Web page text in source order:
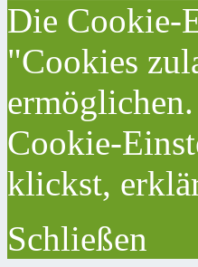
Die Cookie-
"Cookies
Cookie-
klickst,
Schließen